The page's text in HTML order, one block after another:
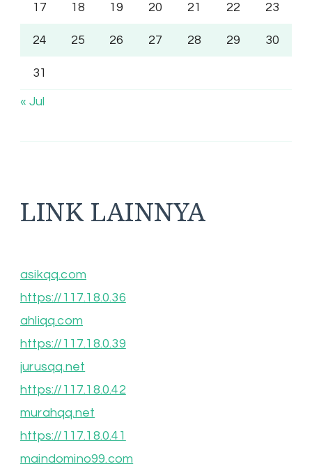
17 18 19 20 21 22 23
24 25 26 27 28 29 30
31
« Jul
LINK LAINNYA
asikqq.com
https://117.18.0.36
ahliqq.com
https://117.18.0.39
jurusqq.net
https://117.18.0.42
murahqq.net
https://117.18.0.41
maindomino99.com